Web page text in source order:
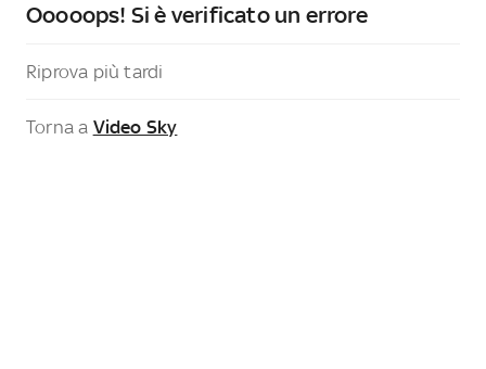
Ooooops! Si è verificato un errore
Riprova più tardi
Torna a Video Sky